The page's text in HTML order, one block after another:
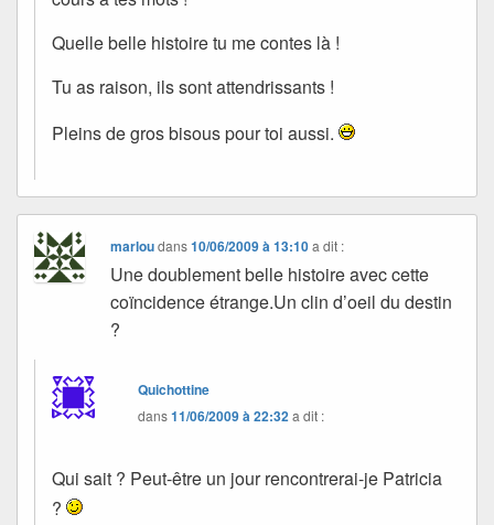
Quelle belle histoire tu me contes là !
Tu as raison, ils sont attendrissants !
Pleins de gros bisous pour toi aussi.
marloudans10/06/2009 à 13:10 a dit :
Une doublement belle histoire avec cette
coïncidence étrange.Un clin d’oeil du destin
?
Quichottine
dans11/06/2009 à 22:32a dit :
Qui sait ? Peut-être un jour rencontrerai-je Patricia
?